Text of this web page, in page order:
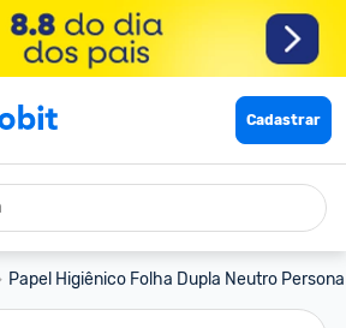
Cadastrar
Papel Higiênico Folha Dupla Neutro